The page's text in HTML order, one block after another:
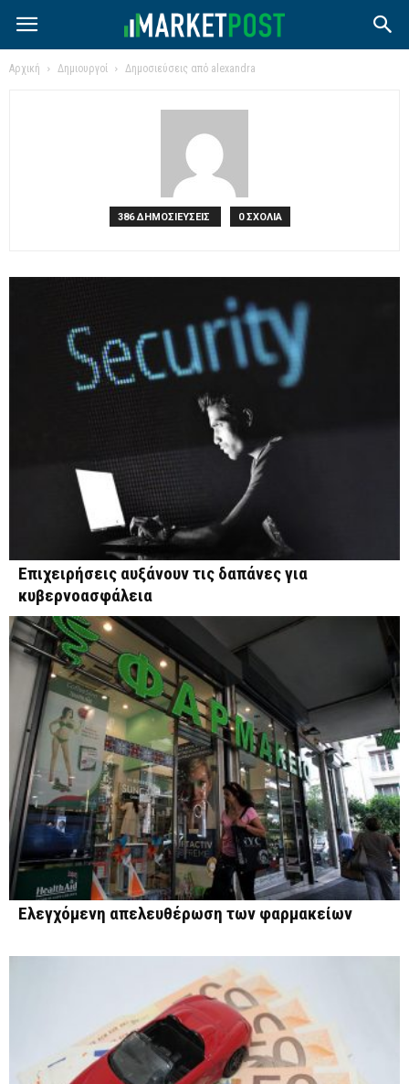
Αρχική Δημιουργοί Δημοσιεύσεις από alexandra
386 ΔΗΜΟΣΙΕΥΣΕΙΣ 0 ΣΧΟΛΙΑ
Επιχειρήσεις αυξάνουν τις δαπάνες για
κυβερνοασφάλεια
Ελεγχόμενη απελευθέρωση των φαρμακείων